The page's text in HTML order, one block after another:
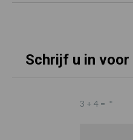
Schrijf u in
3 + 4 = *